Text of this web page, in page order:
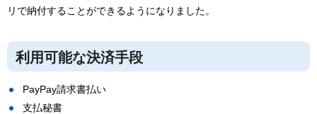
リで納付することができるようになりました。
利用可能な決済手段
PayPay請求書払い
支払秘書